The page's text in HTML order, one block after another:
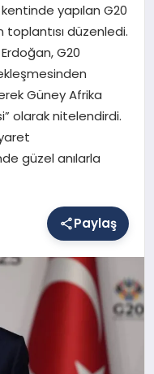
yapılan G20
toplantısı düzenledi.
G20
Güney Afrika
olarak nitelendirdi.
güzel anılarla
Paylaş